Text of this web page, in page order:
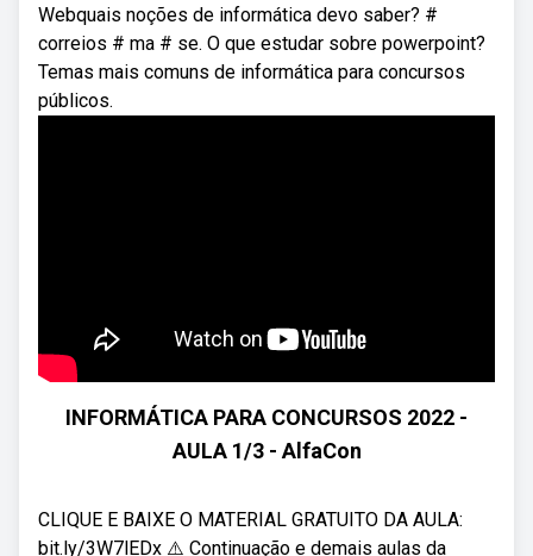
Webquais noções de informática devo saber? #
correios # ma # se. O que estudar sobre powerpoint?
Temas mais comuns de informática para concursos
públicos.
INFORMÁTICA PARA CONCURSOS 2022 -
AULA 1/3 - AlfaCon
CLIQUE E BAIXE O MATERIAL GRATUITO DA AULA:
bit.ly/3W7lEDx ⚠️ Continuação e demais aulas da